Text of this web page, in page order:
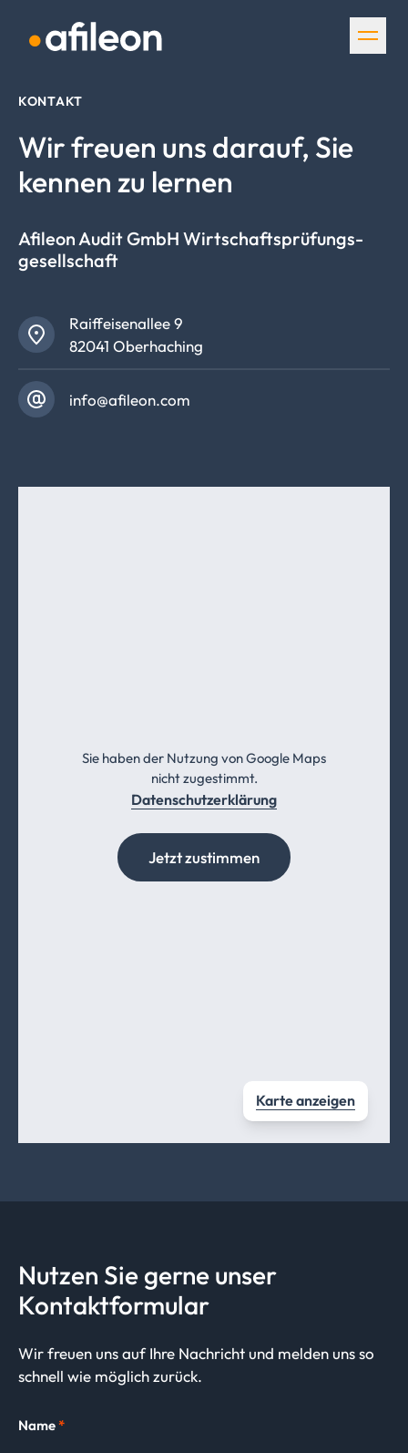
Navigation überspringen
KONTAKT
Wir freuen uns darauf, Sie
kennen zu lernen
Afileon Audit GmbH Wirtschafts­prüfungs­
gesellschaft
Raiffeisenallee 9
82041 Oberhaching
info@afileon.com
Sie haben der Nutzung von Google Maps
nicht zugestimmt.
Datenschutzerklärung
Jetzt zustimmen
Karte anzeigen
Nutzen Sie gerne unser
Kontaktformular
Wir freuen uns auf Ihre Nachricht und melden uns so
schnell wie möglich zurück.
Name*